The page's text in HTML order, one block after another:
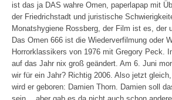
ist das ja DAS wahre Omen, paperlapap mit
der Friedrichstadt und juristische
Monatshygiene Rossberg, der Film ist es, der
Das Omen 666 ist die Wiederverfilmung oder
Horrorklassikers von 1976 mit Gregory Peck.
auf das Jahr nix groß geändert. Am 6. Juni
wir für ein Jahr? Richtig 2006. Also jetzt
wird er geboren: Damien Thorn. Damien soll